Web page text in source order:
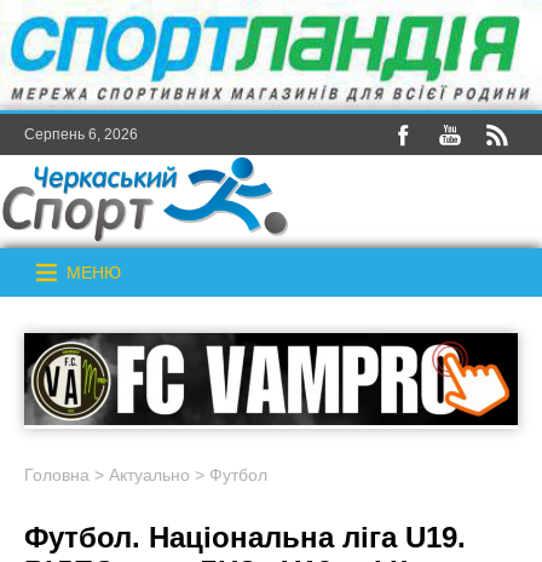
Серпень 6, 2026
МЕНЮ
Головна > Актуально > Футбол
Футбол. Національна ліга U19.